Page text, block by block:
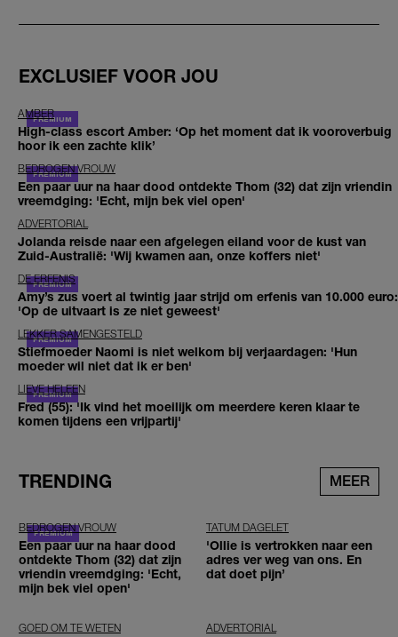
EXCLUSIEF VOOR JOU
AMBER
High-class escort Amber: ‘Op het moment dat ik vooroverbuig
hoor ik een zachte klik’
BEDROGEN VROUW
Een paar uur na haar dood ontdekte Thom (32) dat zijn vriendin
vreemdging: 'Echt, mijn bek viel open'
ADVERTORIAL
Jolanda reisde naar een afgelegen eiland voor de kust van
Zuid-Australië: 'Wij kwamen aan, onze koffers niet'
DE ERFENIS
Amy’s zus voert al twintig jaar strijd om erfenis van 10.000 euro:
'Op de uitvaart is ze niet geweest'
LEKKER SAMENGESTELD
Stiefmoeder Naomi is niet welkom bij verjaardagen: 'Hun
moeder wil niet dat ik er ben'
LIEVE HELEEN
Fred (55): 'Ik vind het moeilijk om meerdere keren klaar te
komen tijdens een vrijpartij'
TRENDING MEER
BEDROGEN VROUW
Een paar uur na haar dood
ontdekte Thom (32) dat zijn
vriendin vreemdging: 'Echt,
mijn bek viel open'
TATUM DAGELET
'Ollie is vertrokken naar een
adres ver weg van ons. En
dat doet pijn’
GOED OM TE WETEN ADVERTORIAL